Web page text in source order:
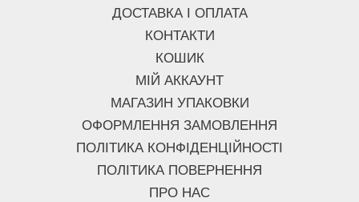
ДОСТАВКА І ОПЛАТА
КОНТАКТИ
КОШИК
МІЙ АККАУНТ
МАГАЗИН УПАКОВКИ
ОФОРМЛЕННЯ ЗАМОВЛЕННЯ
ПОЛІТИКА КОНФІДЕНЦІЙНОСТІ
ПОЛІТИКА ПОВЕРНЕННЯ
ПРО НАС